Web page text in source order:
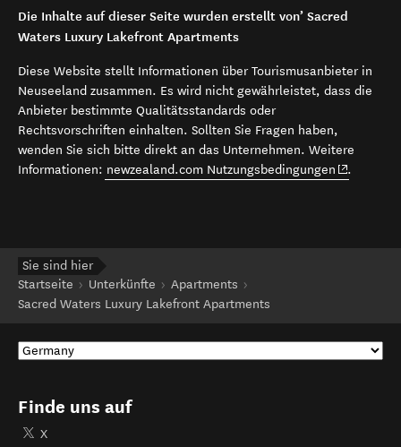
Die Inhalte auf dieser Seite wurden erstellt von’ Sacred
Waters Luxury Lakefront Apartments
Diese Website stellt Informationen über Tourismusanbieter in
Neuseeland zusammen. Es wird nicht gewährleistet, dass die
Anbieter bestimmte Qualitätsstandards oder
Rechtsvorschriften einhalten. Sollten Sie Fragen haben,
wenden Sie sich bitte direkt an das Unternehmen. Weitere
Informationen: newzealand.com Nutzungsbedingungen (opens in
.
Sie sind hier
Startseite
Unterkünfte
Apartments
Sacred Waters Luxury Lakefront Apartments
Finde uns auf
X